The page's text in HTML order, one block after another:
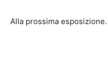
Alla prossima esposizione.